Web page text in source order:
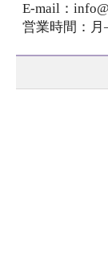
E-mail：
営業時間：